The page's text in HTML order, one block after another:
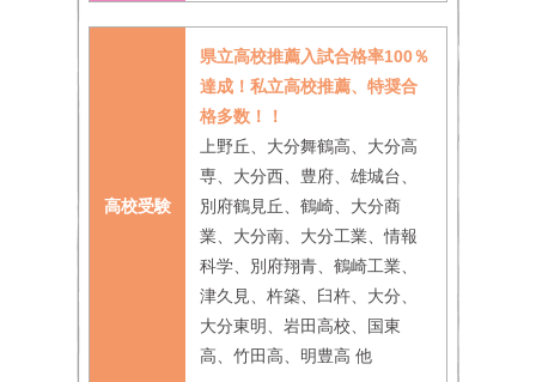
高校受験
県立高校推薦入試合格率100％
達成！私立高校推薦、特奨合
格多数！！
上野丘、大分舞鶴高、大分高
専、大分西、豊府、雄城台、
別府鶴見丘、鶴崎、大分商
業、大分南、大分工業、情報
科学、別府翔青、鶴崎工業、
津久見、杵築、臼杵、大分、
大分東明、岩田高校、国東
高、竹田高、明豊高 他